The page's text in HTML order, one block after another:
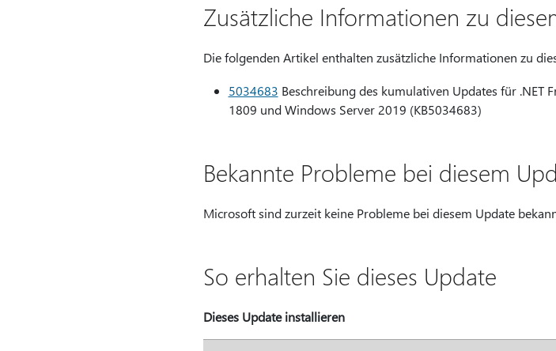
Zusätzliche Informationen zu
Die folgenden Artikel enthalten zusätzliche Informationen zu
5034683 Beschreibung des kumulativen Updates für .NET
1809 und Windows Server 2019 (KB5034683)
Bekannte Probleme bei diesem
Microsoft sind zurzeit keine Probleme bei diesem Update
So erhalten Sie dieses Update
Dieses Update installieren